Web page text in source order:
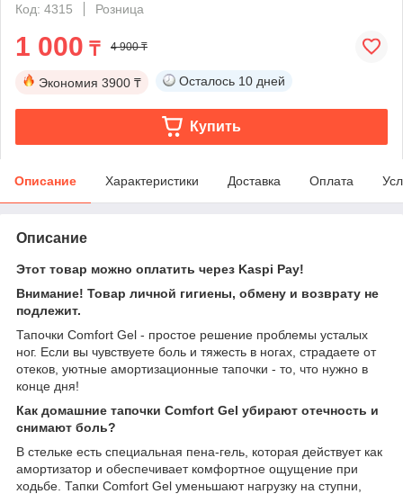
Код: 4315
Розница
1 000 ₸ 4 900 ₸
Экономия 3900 ₸ Осталось 10 дней
Купить
Описание Характеристики Доставка Оплата
Описание
Этот товар можно оплатить через Kaspi Pay!
Внимание! Товар личной гигиены, обмену и возврату не
подлежит.
Тапочки Comfort Gel - простое решение проблемы усталых
ног. Если вы чувствуете боль и тяжесть в ногах, страдаете от
отеков, уютные амортизационные тапочки - то, что нужно в
конце дня!
Как домашние тапочки Comfort Gel убирают отечность и
снимают боль?
В стельке есть специальная пена-гель, которая действует как
амортизатор и обеспечивает комфортное ощущение при
ходьбе. Тапки Comfort Gel уменьшают нагрузку на ступни,